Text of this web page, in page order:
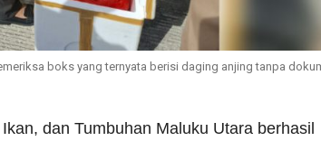
boks yang ternyata berisi daging anjing tanpa
dan Tumbuhan Maluku Utara berhasil